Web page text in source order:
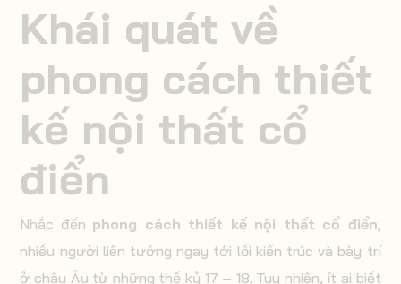
Khái quát về
phong cách thiết
kế nội thất cổ
điển
Nhắc đến phong cách thiết kế nội thất cổ điển,
nhiều người liên tưởng ngay tới lối kiến trúc và bày trí
ở châu Âu từ những thế kỷ 17 – 18. Tuy nhiên, ít ai biết